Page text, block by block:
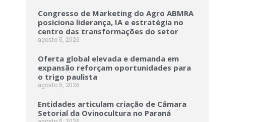
Congresso de Marketing do Agro ABMRA
posiciona liderança, IA e estratégia no
centro das transformações do setor
agosto 5, 2026
Oferta global elevada e demanda em
expansão reforçam oportunidades para
o trigo paulista
agosto 5, 2026
Entidades articulam criação de Câmara
Setorial da Ovinocultura no Paraná